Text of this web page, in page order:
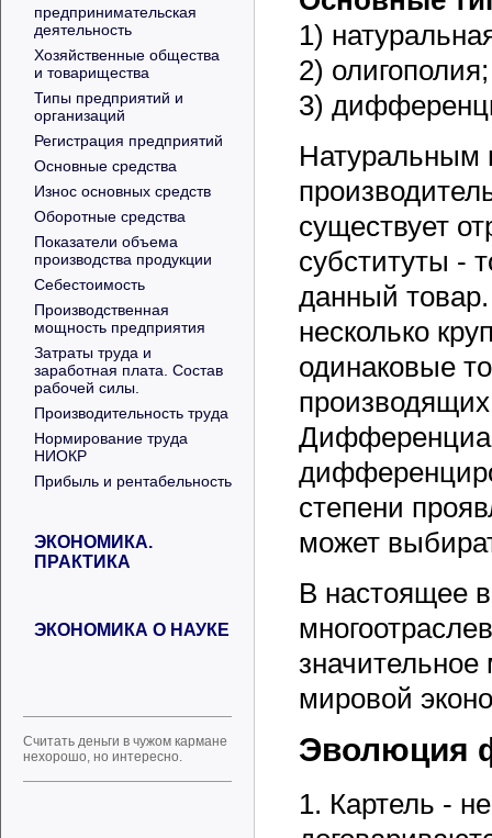
предпринимательская
деятельность
Хозяйственные общества
и товарищества
Типы предприятий и
организаций
Регистрация предприятий
Основные средства
Износ основных средств
Оборотные средства
Показатели объема
производства продукции
Себестоимость
Производственная
мощность предприятия
Затраты труда и
заработная плата. Состав
рабочей силы.
Производительность труда
Нормирование труда
НИОКР
Прибыль и рентабельность
ЭКОНОМИКА.
ПРАКТИКА
ЭКОНОМИКА О НАУКЕ
Считать деньги в чужом кармане
нехорошо, но интересно.
1)
2) олигополия;
3)
Натуральным
существует
субституты -
данный
несколько
одинаковые
степени
может
В настоящее
значительное
мировой
Эволюция
1. Картель -